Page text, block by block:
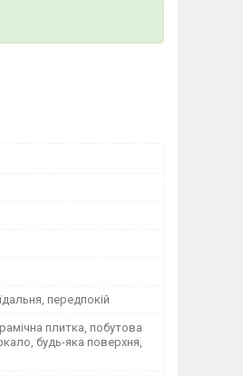
передпокій
плитка, побутова
будь-яка поверхня,